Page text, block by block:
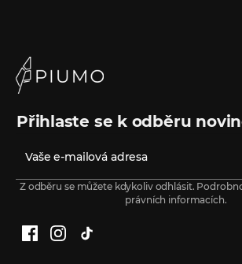
Přihlaste se k odběru
Z odběru se můžete kdykoliv odhlásit.
právních informacích.
Facebook
Instagram
TikTok